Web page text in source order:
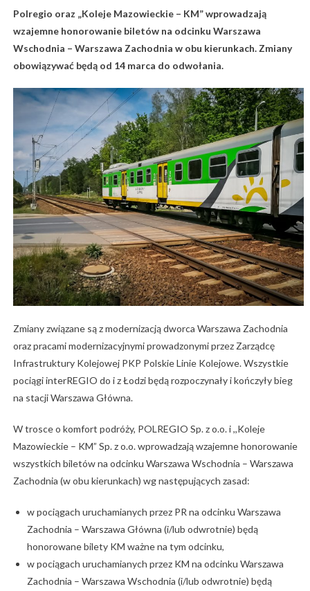
Polregio oraz „Koleje Mazowieckie – KM” wprowadzają
wzajemne honorowanie biletów na odcinku Warszawa
Wschodnia – Warszawa Zachodnia w obu kierunkach. Zmiany
obowiązywać będą od 14 marca do odwołania.
Zmiany związane są z modernizacją dworca Warszawa Zachodnia
oraz pracami modernizacyjnymi prowadzonymi przez Zarządcę
Infrastruktury Kolejowej PKP Polskie Linie Kolejowe. Wszystkie
pociągi interREGIO do i z Łodzi będą rozpoczynały i kończyły bieg
na stacji Warszawa Główna.
W trosce o komfort podróży, POLREGIO Sp. z o.o. i ,,Koleje
Mazowieckie – KM” Sp. z o.o. wprowadzają wzajemne honorowanie
wszystkich biletów na odcinku Warszawa Wschodnia – Warszawa
Zachodnia (w obu kierunkach) wg następujących zasad:
w pociągach uruchamianych przez PR na odcinku Warszawa
Zachodnia – Warszawa Główna (i/lub odwrotnie) będą
honorowane bilety KM ważne na tym odcinku,
w pociągach uruchamianych przez KM na odcinku Warszawa
Zachodnia – Warszawa Wschodnia (i/lub odwrotnie) będą